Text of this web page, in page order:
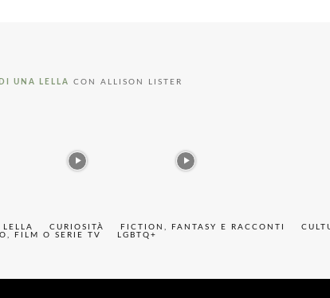
UNA LELLA CON ALLISON LISTER
CURIOSITÀ FICTION, FANTASY E RACCONTI
FILM O SERIE TV
LGBTQ+